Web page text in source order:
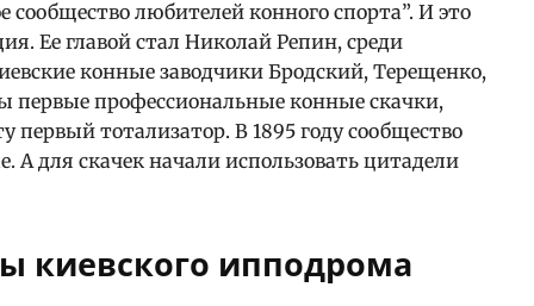
сообщество любителей конного спорта”. И это
Ее главой стал Николай Репин, среди
конные заводчики Бродский, Терещенко,
профессиональные конные скачки,
первый тотализатор. В 1895 году сообщество
А для скачек начали использовать цитадели
киевского ипподрома